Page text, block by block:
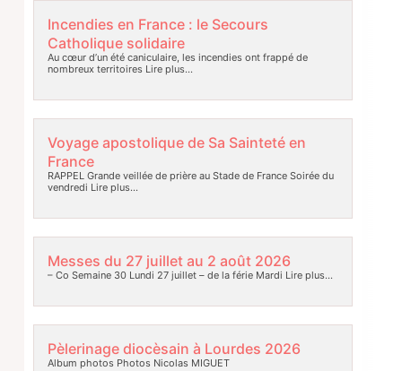
Incendies en France : le Secours
Catholique solidaire
Au cœur d’un été caniculaire, les incendies ont frappé de
nombreux territoires Lire plus…
Voyage apostolique de Sa Sainteté en
France
RAPPEL Grande veillée de prière au Stade de France Soirée du
vendredi Lire plus…
Messes du 27 juillet au 2 août 2026
– Co Semaine 30 Lundi 27 juillet – de la férie Mardi Lire plus…
Pèlerinage diocèsain à Lourdes 2026
Album photos Photos Nicolas MIGUET